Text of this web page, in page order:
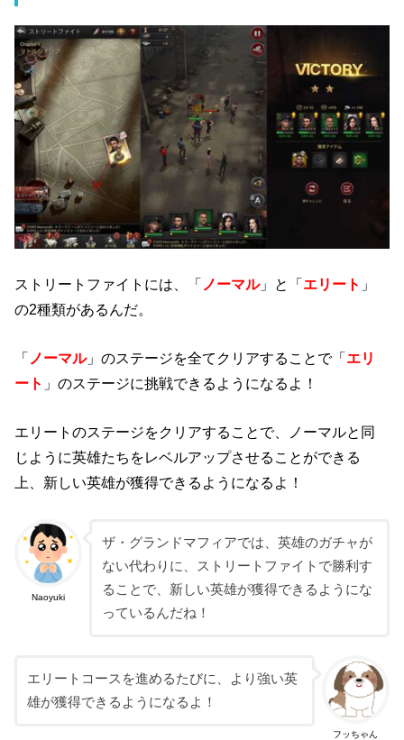
ストリートファイトには、「 ノーマル」と「エリート 」
の2種類があるんだ。
「 ノーマル」のステージを全てクリアすることで「エリ
ート 」のステージに挑戦できるようになるよ！
エリートのステージをクリアすることで、ノーマルと同
じように英雄たちをレベルアップさせることができる
上、新しい英雄が獲得できるようになるよ！
Naoyuki
ザ・グランドマフィアでは、英雄のガチャが
ない代わりに、ストリートファイトで勝利す
ることで、新しい英雄が獲得できるようにな
っているんだね！
フッちゃん
エリートコースを進めるたびに、より強い英
雄が獲得できるようになるよ！